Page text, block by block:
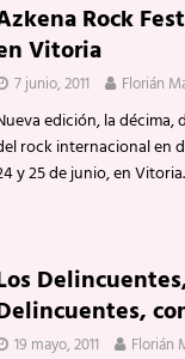
Rock
Vitoria
7 junio, 2011 Florián
edición, la
rock internacional en
y 25 de junio, en
19 mayo, 2011 Florián